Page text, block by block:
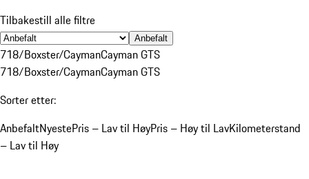
Tilbakestill alle filtre
Anbefalt
718/Boxster/CaymanCayman GTS
718/Boxster/CaymanCayman GTS
Sorter etter:
AnbefaltNyestePris – Lav til HøyPris – Høy til LavKilometerstand
– Lav til Høy